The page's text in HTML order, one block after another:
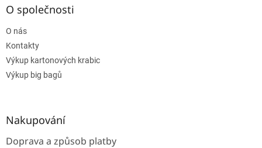
O společnosti
O nás
Kontakty
Výkup kartonových krabic
Výkup big bagů
Nakupování
Doprava a způsob platby